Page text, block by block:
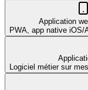
Application
PWA, app native iOS/
Logiciel métier sur